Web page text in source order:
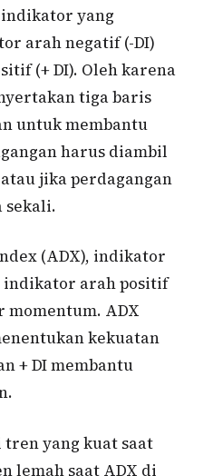
yang
arah negatif (-DI)
(+ DI). Oleh karena
tiga baris
untuk membantu
harus diambil
jika perdagangan
sekali.
(ADX), indikator
indikator arah positif
momentum. ADX
kekuatan
+ DI membantu
yang kuat saat
lemah saat ADX di